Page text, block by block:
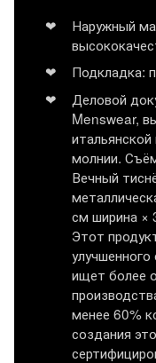
Наружный
Подкладка:
Деловой
Menswear,
молнии.
Вечный
см ширина ×
Этот
ищет более
менее 60%
создания